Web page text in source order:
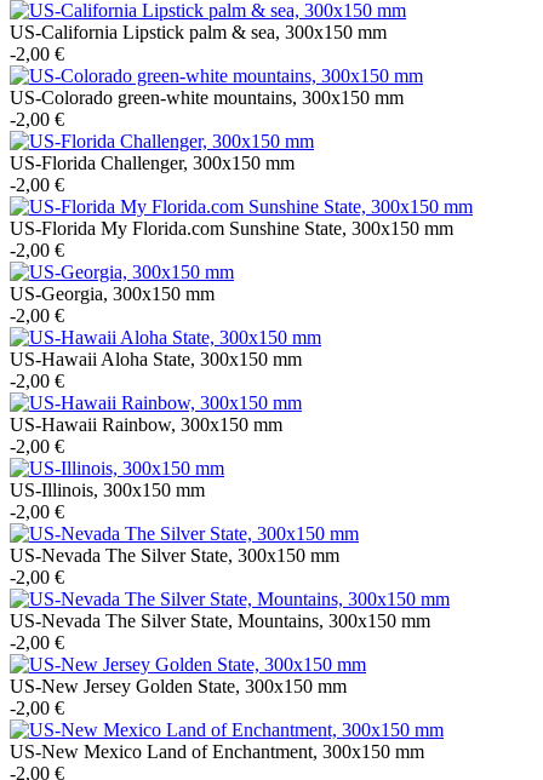
US-California Lipstick palm & sea, 300x150 mm
-2,00 €
US-Colorado green-white mountains, 300x150 mm
-2,00 €
US-Florida Challenger, 300x150 mm
-2,00 €
US-Florida My Florida.com Sunshine State, 300x150 mm
-2,00 €
US-Georgia, 300x150 mm
-2,00 €
US-Hawaii Aloha State, 300x150 mm
-2,00 €
US-Hawaii Rainbow, 300x150 mm
-2,00 €
US-Illinois, 300x150 mm
-2,00 €
US-Nevada The Silver State, 300x150 mm
-2,00 €
US-Nevada The Silver State, Mountains, 300x150 mm
-2,00 €
US-New Jersey Golden State, 300x150 mm
-2,00 €
US-New Mexico Land of Enchantment, 300x150 mm
-2,00 €